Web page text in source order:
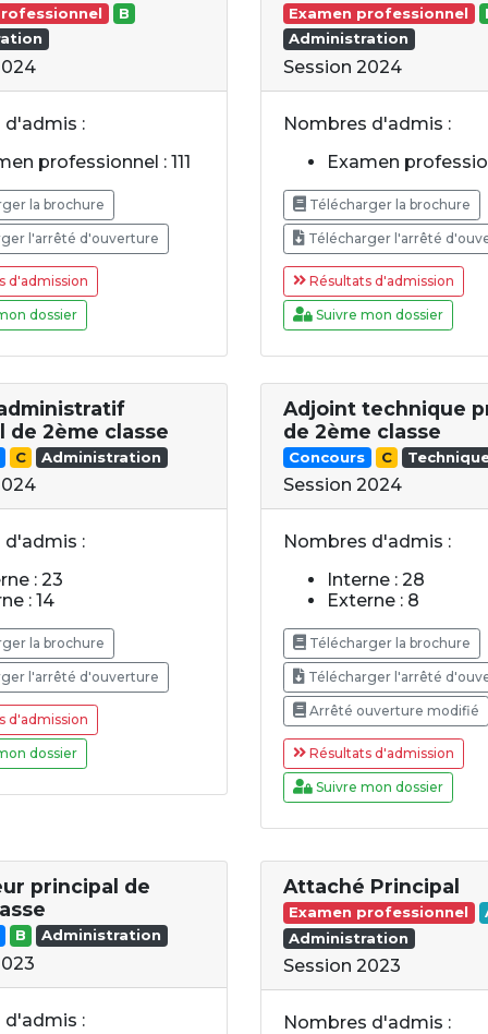
B
:
professionnel : 111
la brochure
l'arrêté d'ouverture
d'admission
dossier
Examen professionnel
Administration
Session 2024
Nombres d'admis :
Examen
Télécharger la brochure
Télécharger l'arrêté
Résultats d'admission
Suivre mon dossier
de 2ème classe
C Administration
:
: 23
: 14
la brochure
l'arrêté d'ouverture
d'admission
dossier
Adjoint technique
de 2ème classe
Concours C
Session 2024
Nombres d'admis :
Interne : 28
Externe : 8
Télécharger la brochure
Télécharger l'arrêté
Arrêté ouverture modifié
Résultats d'admission
Suivre mon dossier
principal de
B Administration
:
Attaché Principal
Examen professionnel
Administration
Session 2023
Nombres d'admis :